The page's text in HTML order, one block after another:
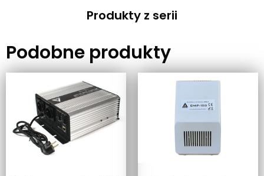
Produkty z serii
Podobne produkty